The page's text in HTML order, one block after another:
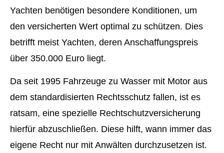
Yachten benötigen besondere Konditionen, um
den versicherten Wert optimal zu schützen. Dies
betrifft meist Yachten, deren Anschaffungspreis
über 350.000 Euro liegt.
Da seit 1995 Fahrzeuge zu Wasser mit Motor aus
dem standardisierten Rechtsschutz fallen, ist es
ratsam, eine spezielle Rechtschutzversicherung
hierfür abzuschließen. Diese hilft, wann immer das
eigene Recht nur mit Anwälten durchzusetzen ist.